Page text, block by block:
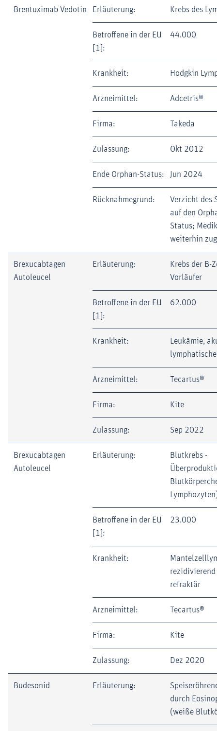
Brentuximab Vedotin Erläuterung: Krebs des
Betroffene in der EU
[1]:
44.000
Krankheit: Hodgkin
Arzneimittel: Adcetris®
Firma: Takeda
Zulassung: Okt 2012
Ende Orphan-Status: Jun 2024
Rücknahmegrund:
Verzicht des
auf den
Status;
weiterhin
Brexucabtagen
Autoleucel
Erläuterung:
Krebs der B-
Vorläufer
Betroffene in der EU
[1]:
62.000
Krankheit:
Leukämie,
lymphatische
Arzneimittel: Tecartus®
Firma: Kite
Zulassung: Sep 2022
Brexucabtagen
Autoleucel
Erläuterung:
Blutkrebs -
Betroffene in der EU
[1]:
23.000
Krankheit:
rezidivierend
refraktär
Arzneimittel: Tecartus®
Firma: Kite
Zulassung: Dez 2020
Budesonid Erläuterung:
durch
(weiße